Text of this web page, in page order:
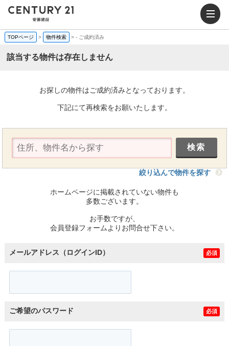
TOPページ > 物件検索 >- ご成約済み
該当する物件は存在しません
お探しの物件はご成約済みとなっております。
下記にて再検索をお願いたします。
絞り込んで物件を探す
ホームページに掲載されていない物件も
多数ございます。
お手数ですが、
会員登録フォームよりお問合せ下さい。
メールアドレス（ログインID） 必須
ご希望のパスワード 必須